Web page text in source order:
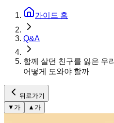
가이드 홈
Q&A
함께 살던 친구를 잃은 우
어떻게 도와야 할까
뒤로가기
▼ 가 ▲ 가